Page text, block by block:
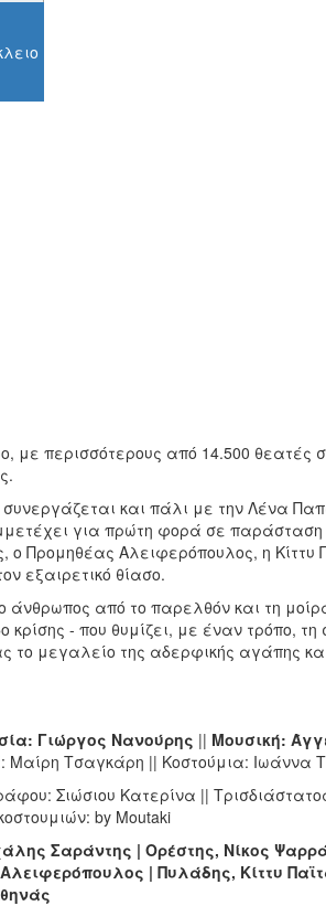
περισσότερους από 14.500 θεατές
και πάλι με την Λένα
για πρώτη φορά σε
Προμηθέας Αλειφερόπουλος, η Κίττυ
εξαιρετικό θίασο.
άνθρωπος από το παρελθόν και τη
- που θυμίζει, με έναν τρόπο, τη
το μεγαλείο της αδερφικής αγάπης
Γιώργος Νανούρης || Μουσική:
Μαίρη Τσαγκάρη || Κοστούμια: Ιωάννα
Σιώσιου Κατερίνα ||
by Moutaki
Σαράντης | Ορέστης, Νίκος
| Πυλάδης, Κίττυ